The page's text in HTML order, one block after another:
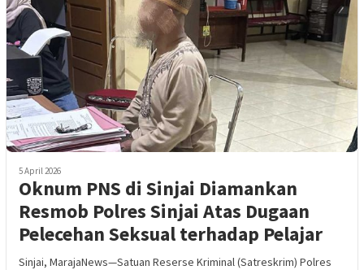
5 April 2026
Oknum PNS di Sinjai Diamankan
Resmob Polres Sinjai Atas Dugaan
Pelecehan Seksual terhadap Pelajar
Sinjai, MarajaNews—Satuan Reserse Kriminal (Satreskrim) Polres